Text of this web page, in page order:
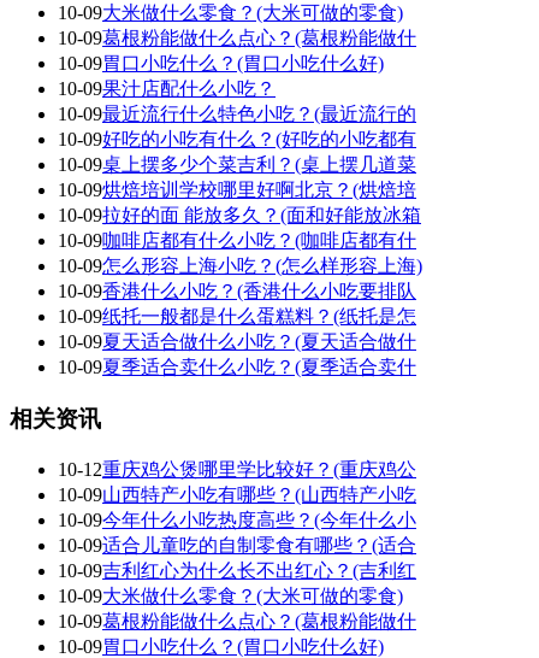
10-09大米做什么零食？(大米可做的零食)
10-09葛根粉能做什么点心？(葛根粉能做什
10-09胃口小吃什么？(胃口小吃什么好)
10-09果汁店配什么小吃？
10-09最近流行什么特色小吃？(最近流行的
10-09好吃的小吃有什么？(好吃的小吃都有
10-09桌上摆多少个菜吉利？(桌上摆几道菜
10-09烘焙培训学校哪里好啊北京？(烘焙培
10-09拉好的面 能放多久？(面和好能放冰箱
10-09咖啡店都有什么小吃？(咖啡店都有什
10-09怎么形容上海小吃？(怎么样形容上海)
10-09香港什么小吃？(香港什么小吃要排队
10-09纸托一般都是什么蛋糕料？(纸托是怎
10-09夏天适合做什么小吃？(夏天适合做什
10-09夏季适合卖什么小吃？(夏季适合卖什
相关资讯
10-12重庆鸡公煲哪里学比较好？(重庆鸡公
10-09山西特产小吃有哪些？(山西特产小吃
10-09今年什么小吃热度高些？(今年什么小
10-09适合儿童吃的自制零食有哪些？(适合
10-09吉利红心为什么长不出红心？(吉利红
10-09大米做什么零食？(大米可做的零食)
10-09葛根粉能做什么点心？(葛根粉能做什
10-09胃口小吃什么？(胃口小吃什么好)